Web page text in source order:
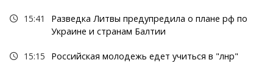
15:41
Разведка Литвы предупредила о плане рф по
Украине и странам Балтии
15:15 Российская молодежь едет учиться в "лнр"